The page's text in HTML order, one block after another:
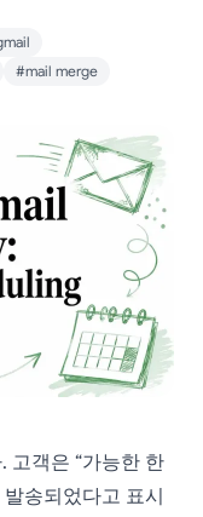
#mail merge
고객은 “가능한 한
송되었다고 표시